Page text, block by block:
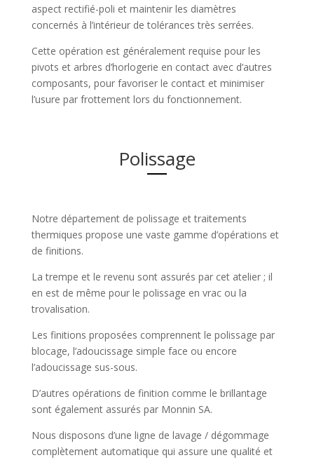
aspect rectifié-poli et maintenir les diamètres
concernés à l’intérieur de tolérances très serrées.
Cette opération est généralement requise pour les
pivots et arbres d’horlogerie en contact avec d’autres
composants, pour favoriser le contact et minimiser
l’usure par frottement lors du fonctionnement.
Polissage
Notre département de polissage et traitements
thermiques propose une vaste gamme d’opérations et
de finitions.
La trempe et le revenu sont assurés par cet atelier ; il
en est de même pour le polissage en vrac ou la
trovalisation.
Les finitions proposées comprennent le polissage par
blocage, l’adoucissage simple face ou encore
l’adoucissage sus-sous.
D’autres opérations de finition comme le brillantage
sont également assurés par Monnin SA.
Nous disposons d’une ligne de lavage / dégommage
complètement automatique qui assure une qualité et